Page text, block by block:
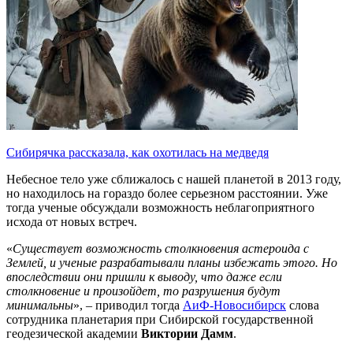
Сибирячка рассказала, как охотилась на медведя
Небесное тело уже сближалось с нашей планетой в 2013 году,
но находилось на гораздо более серьезном расстоянии. Уже
тогда ученые обсуждали возможность неблагоприятного
исхода от новых встреч.
«Существует возможность столкновения астероида с
Землей, и ученые разрабатывали планы избежать этого. Но
впоследствии они пришли к выводу, что даже если
столкновение и произойдет, то разрушения будут
минимальны», – приводил тогда АиФ-Новосибирск слова
сотрудника планетария при Сибирской государственной
геодезической академии Виктории Дамм.